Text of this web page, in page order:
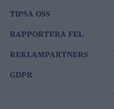
TIPSA OSS
RAPPORTERA FEL
REKLAMPARTNERS
GDPR